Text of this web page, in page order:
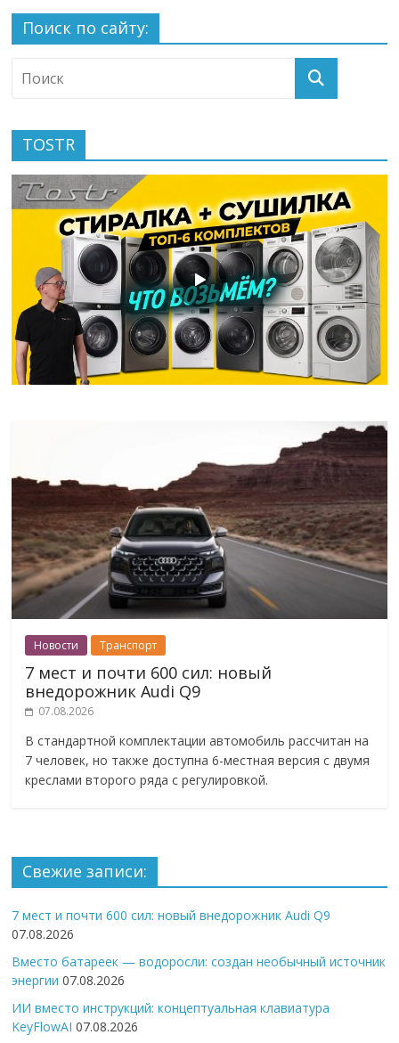
Поиск по сайту:
TOSTR
Новости Транспорт
7 мест и почти 600 сил: новый
внедорожник Audi Q9
07.08.2026
В стандартной комплектации автомобиль рассчитан на
7 человек, но также доступна 6-местная версия с двумя
креслами второго ряда с регулировкой.
Свежие записи:
7 мест и почти 600 сил: новый внедорожник Audi Q9
07.08.2026
Вместо батареек — водоросли: создан необычный источник
энергии 07.08.2026
ИИ вместо инструкций: концептуальная клавиатура
KeyFlowAI 07.08.2026